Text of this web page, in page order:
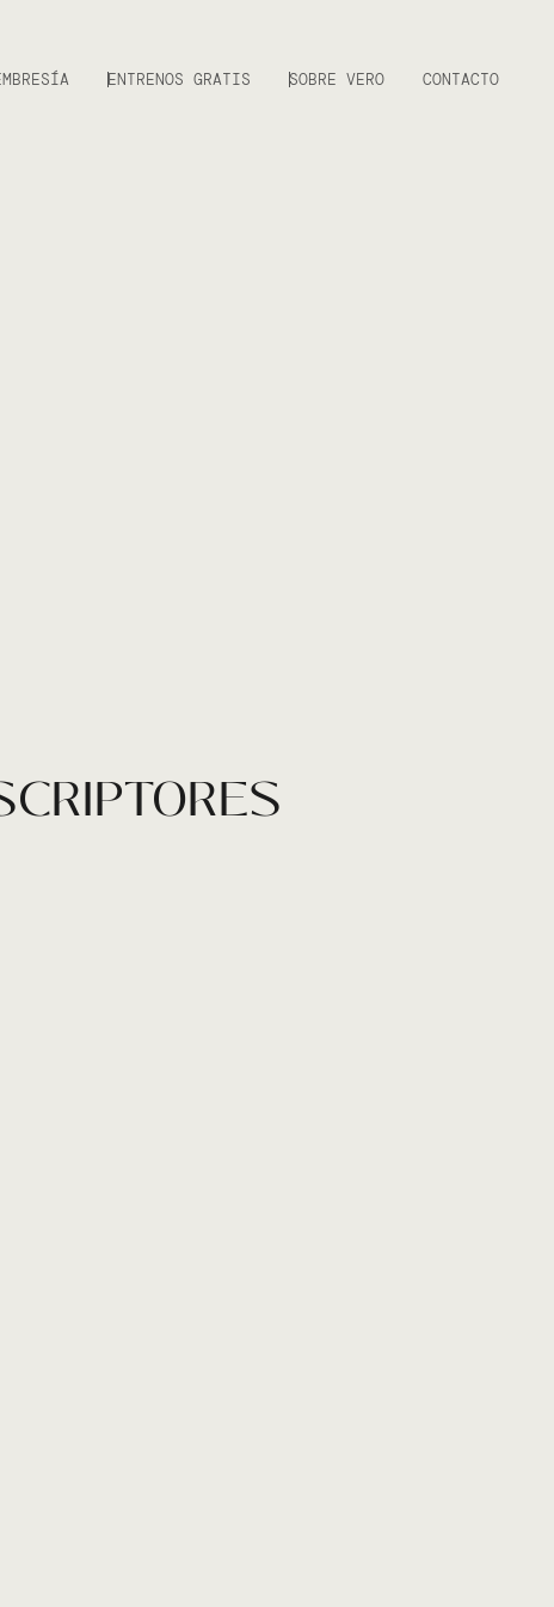
ENTRENOS GRATIS SOBRE VERO CONTACTO